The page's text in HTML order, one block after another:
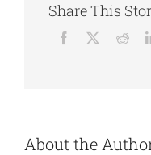
Share This
Facebook
About the